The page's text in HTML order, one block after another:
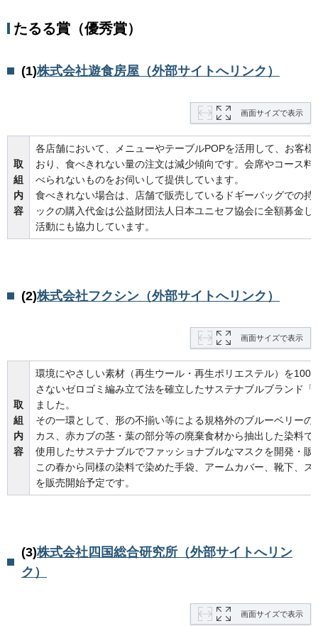
たるる賞（優秀賞）
(1)株式会社遊食房屋（外部サイトへリンク）
画面サイズで表示
取
組
内
容
各店舗において、メニューやテーブルPOPを活用して、お客
おり、食べきれない量の注文は減少傾向です。会席やコース
べられないものをお伺いして提供しています。
食べきれない場合は、店舗で販売しているドギーバッグでの
ックの購入代金は公益財団法人日本ユニセフ協会に全額募金
活動にも協力しています。
(2)株式会社フクシン（外部サイトへリンク）
画面サイズで表示
取
組
内
容
環境にやさしい素材（再生ウール・再生ポリエステル）を
さないゼロゴミ編み立て法を確立したサステナブルブランド
ました。
その一環として、形の不揃い等による規格外のブルーベリー
カス、赤カブの茎・葉の部分等の廃棄食材から抽出した染料
使用したサステナブルでファッショナブルなマスクを開発・販
この春から同様の染料で染めた手袋、アームカバー、靴下、
を販売開始予定です。
(3)株式会社四国総合研究所（外部サイトへリン
ク）
画面サイズで表示